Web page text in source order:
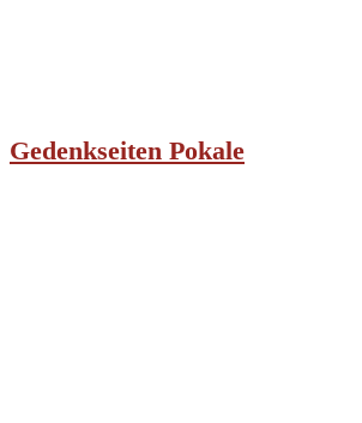
Gedenkseiten Pokale